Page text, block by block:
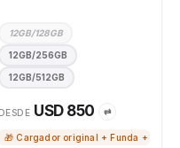
12GB/128GB
12GB/256GB
12GB/512GB
DESDE USD 850 ⇄
🎁 Cargador original + Funda +